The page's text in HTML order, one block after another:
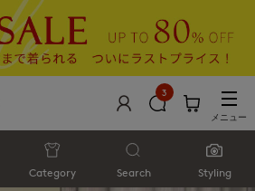
3
メニュー
Category Search Styling